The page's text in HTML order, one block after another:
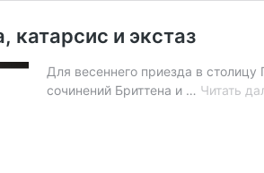
катарсис и экстаз
Для весеннего приезда в
сочинений Бриттена и … Читать